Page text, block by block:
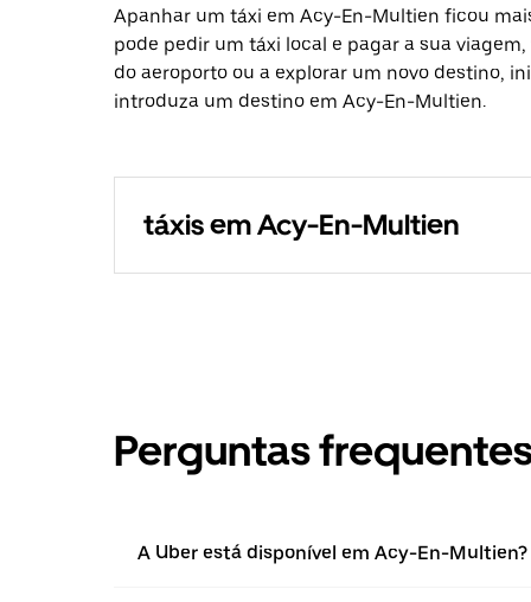
Apanhar um táxi em Acy-En-Multien ficou
pode pedir um táxi local e pagar a sua
do aeroporto ou a explorar um novo destino,
introduza um destino em Acy-En-Multien.
táxis em Acy-En-Multien
Perguntas
A Uber está disponível em Acy-En-Multien?